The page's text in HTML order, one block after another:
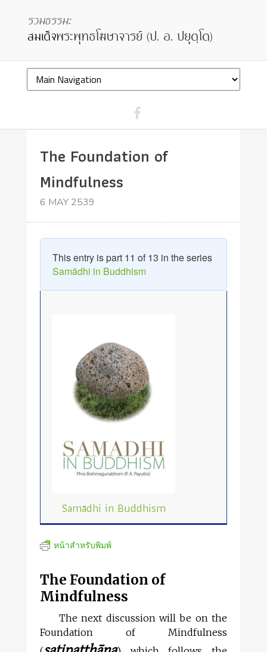
The Foundation of
Mindfulness
6 MAY 2539
This entry is part 11 of 13 in the series
Samādhi in Buddhism
Samādhi in Buddhism
หน้าสำหรับพิมพ์
The Foundation of
Mindfulness
The next discussion will be on the
Foundation of Mindfulness